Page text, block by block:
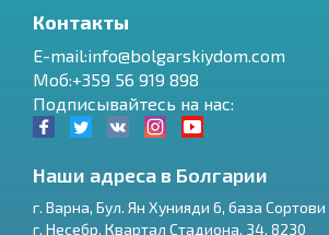
Контакты
E-mail:info@bolgarskiydom.com
Моб:+359 56 919 898
Подписывайтесь на нас:
Наши адреса в Болгарии
г. Варна, Бул. Ян Хунияди 6, база
г. Несебр, Квартал Стадиона, 34, 8230